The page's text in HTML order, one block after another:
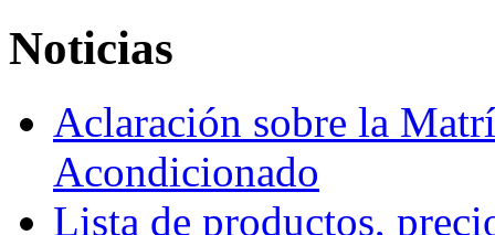
Noticias
Aclaración sobre la
Acondicionado
Lista de productos,